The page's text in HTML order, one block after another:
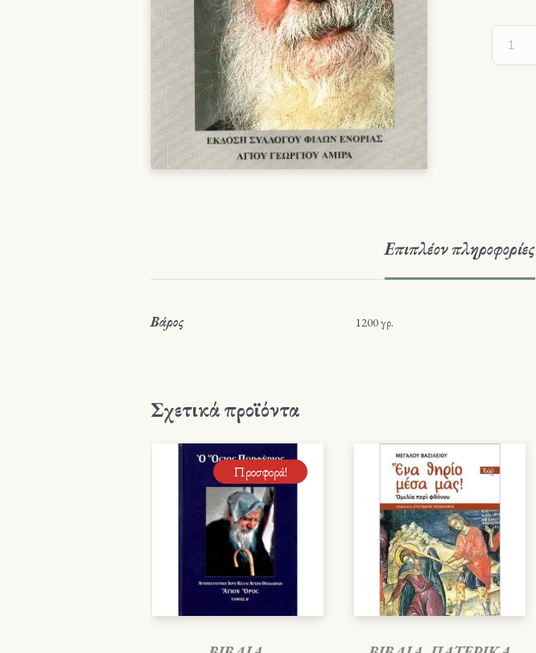
Επιπλέον πληροφορίες
Βάρος 1200 γρ.
Σχετικά προϊόντα
Προσφορά!